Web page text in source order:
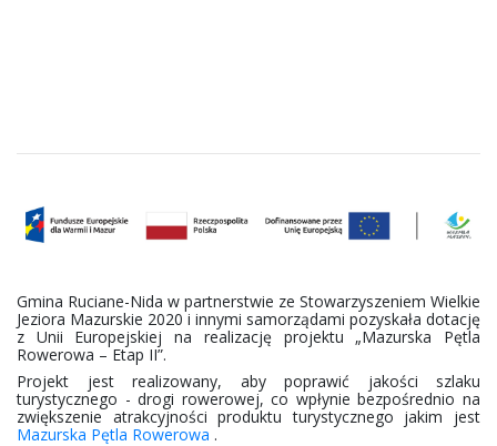
Gmina Ruciane-Nida w partnerstwie ze Stowarzyszeniem Wielkie
Jeziora Mazurskie 2020 i innymi samorządami pozyskała dotację
z Unii Europejskiej na realizację projektu „Mazurska Pętla
Rowerowa – Etap II”.
Projekt jest realizowany, aby poprawić jakości szlaku
turystycznego - drogi rowerowej, co wpłynie bezpośrednio na
zwiększenie atrakcyjności produktu turystycznego jakim jest
Mazurska Pętla Rowerowa .